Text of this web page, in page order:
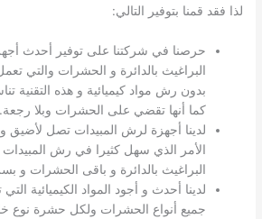
لذا فقد قمنا بتوفير التالي:
حرصنا في شركتنا على توفير أحدث
البراغيث بالدائرة و الحشرات والتي
بدون رش مواد كيميائية و هذه التقنية
كما أنها تقضي على الحشرات وبلا رجعة.
لدينا أجهزة لرش المبيدات تصل لأضيق
الأمر الذي سهل كثيرا في رش
البراغيث بالدائرة و باقى الحشرات و
لدينا أحدث و أجود المواد الكيميائية
جميع أنواع الحشرات ولكل حشرة نوع